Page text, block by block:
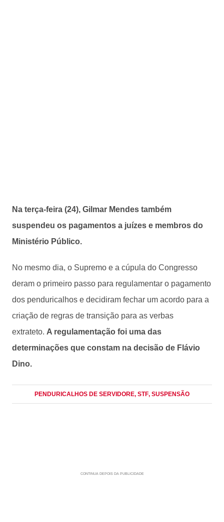
Na terça-feira (24), Gilmar Mendes também
suspendeu os pagamentos a juízes e membros do
Ministério Público.
No mesmo dia, o Supremo e a cúpula do Congresso
deram o primeiro passo para regulamentar o pagamento
dos penduricalhos e decidiram fechar um acordo para a
criação de regras de transição para as verbas
extrateto. A regulamentação foi uma das
determinações que constam na decisão de Flávio
Dino.
PENDURICALHOS DE SERVIDORE, STF, SUSPENSÃO